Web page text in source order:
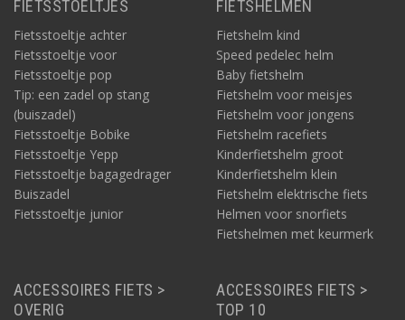
FIETSSTOELTJES
Fietsstoeltje achter
Fietsstoeltje voor
Fietsstoeltje pop
Tip: een zadel op stang
(buiszadel)
Fietsstoeltje Bobike
Fietsstoeltje Yepp
Fietsstoeltje bagagedrager
Buiszadel
Fietsstoeltje junior
FIETSHELMEN
Fietshelm kind
Speed pedelec helm
Baby fietshelm
Fietshelm voor meisjes
Fietshelm voor jongens
Fietshelm racefiets
Kinderfietshelm groot
Kinderfietshelm klein
Fietshelm elektrische fiets
Helmen voor snorfiets
Fietshelmen met keurmerk
ACCESSOIRES FIETS >
OVERIG
ACCESSOIRES FIETS >
TOP 10